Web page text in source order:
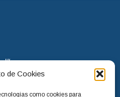
de Cookies
como cookies para